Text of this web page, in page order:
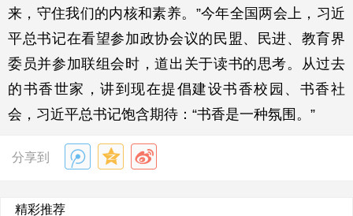
来，守住我们的内核和素养。”今年全国两会上，习近
平总书记在看望参加政协会议的民盟、民进、教育界
委员并参加联组会时，道出关于读书的思考。从过去
的书香世家，讲到现在提倡建设书香校园、书香社
会，习近平总书记饱含期待：“书香是一种氛围。”
分享到
精彩推荐